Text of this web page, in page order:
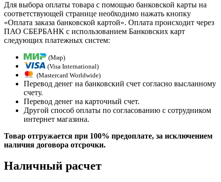
Для выбора оплаты товара с помощью банковской карты на
соответствующей странице необходимо нажать кнопку
«Оплата заказа банковской картой». Оплата происходит через
ПАО СБЕРБАНК с использованием Банковских карт
следующих платежных систем:
(Мир)
(Visa International)
(Mastercard Worldwide)
Перевод денег на банковский счет согласно высланному
счету.
Перевод денег на карточный счет.
Другой способ оплаты по согласованию с сотрудником
интернет магазина.
Товар отгружается при 100% предоплате, за исключением
наличия договора отсрочки.
Наличный расчет